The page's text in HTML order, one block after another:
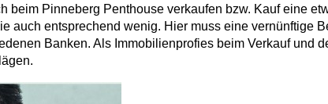
Pinneberg Penthouse verkaufen bzw. Kauf eine
auch entsprechend wenig. Hier muss eine vernünftige
Banken. Als Immobilienprofies beim Verkauf und